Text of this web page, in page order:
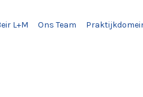
L+M Ons Team